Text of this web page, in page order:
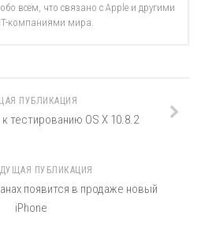
всём, что связано с Apple и другими
компаниями мира.
ПУБЛИКАЦИЯ
тестированию OS X 10.8.2
ПУБЛИКАЦИЯ
появится в продаже новый
iPhone